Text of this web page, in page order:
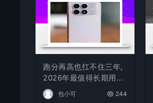
跑分再高也扛不住三年,
2026年最值得长期用的
5款手机
包小可 244